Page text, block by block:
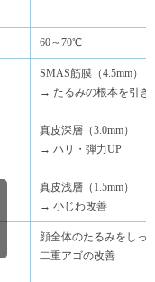
60～70℃
SMAS筋膜（4.5mm）
→ たるみの根本を引き
真皮深層（3.0mm）
→ ハリ・弾力UP
真皮浅層（1.5mm）
→ 小じわ改善
顔全体のたるみをしっ
二重アゴの改善